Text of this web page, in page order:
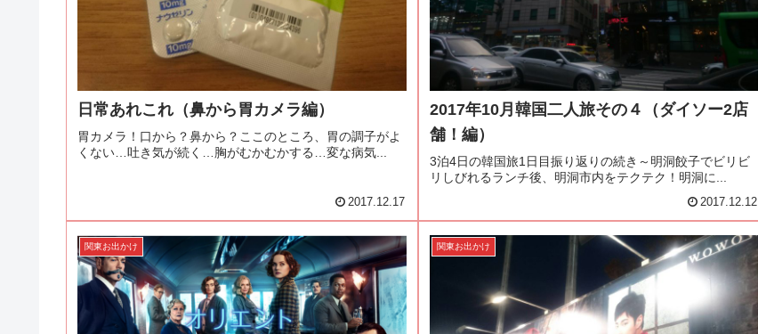
日常あれこれ（鼻から胃カメラ編）
胃カメラ！口から？鼻から？ここのところ、胃の調子がよ
くない…吐き気が続く…胸がむかむかする…変な病気...
2017.12.17
2017年10月韓国二人旅その４（ダイソー2店
舗！編）
3泊4日の韓国旅1日目振り返りの続き～明洞餃子でビリビ
リしびれるランチ後、明洞市内をテクテク！明洞に...
2017.12.12
関東お出かけ 関東お出かけ